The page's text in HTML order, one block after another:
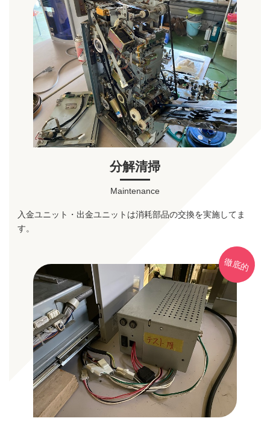
分解清掃
Maintenance
入金ユニット・出金ユニットは消耗部品の交換を実施してま
す。
徹底的